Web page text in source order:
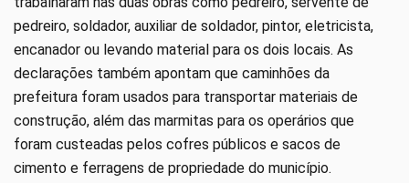
pedreiro, soldador, auxiliar de soldador, pintor, eletricista,
encanador ou levando material para os dois locais. As
declarações também apontam que caminhões da
prefeitura foram usados para transportar materiais de
construção, além das marmitas para os operários que
foram custeadas pelos cofres públicos e sacos de
cimento e ferragens de propriedade do município.